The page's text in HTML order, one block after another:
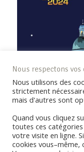
Nous respectons
Nous utilisons des
strictement
mais d'autres sont
Quand vous cliquez
toutes ces
votre visite en ligne.
cookies vous–même,